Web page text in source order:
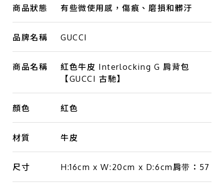
商品狀態 有些微使用感，傷痕、磨損和髒汙
品牌名稱 GUCCI
商品名稱
紅色牛皮 Interlocking G 肩背包
【GUCCI 古馳】
顏色 紅色
材質 牛皮
尺寸 H:16cm x W:20cm x D:6cm肩带：57